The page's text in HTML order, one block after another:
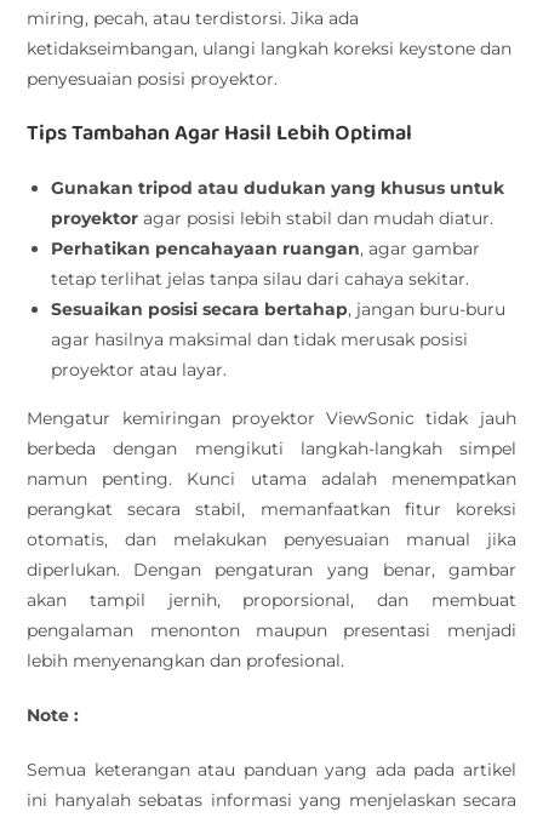
miring, pecah, atau terdistorsi. Jika ada
ketidakseimbangan, ulangi langkah koreksi keystone dan
penyesuaian posisi proyektor.
Tips Tambahan Agar Hasil Lebih Optimal
Gunakan tripod atau dudukan yang khusus untuk
proyektor agar posisi lebih stabil dan mudah diatur.
Perhatikan pencahayaan ruangan, agar gambar
tetap terlihat jelas tanpa silau dari cahaya sekitar.
Sesuaikan posisi secara bertahap, jangan buru-buru
agar hasilnya maksimal dan tidak merusak posisi
proyektor atau layar.
Mengatur kemiringan proyektor ViewSonic tidak jauh
berbeda dengan mengikuti langkah-langkah simpel
namun penting. Kunci utama adalah menempatkan
perangkat secara stabil, memanfaatkan fitur koreksi
otomatis, dan melakukan penyesuaian manual jika
diperlukan. Dengan pengaturan yang benar, gambar
akan tampil jernih, proporsional, dan membuat
pengalaman menonton maupun presentasi menjadi
lebih menyenangkan dan profesional.
Note :
Semua keterangan atau panduan yang ada pada artikel
ini hanyalah sebatas informasi yang menjelaskan secara